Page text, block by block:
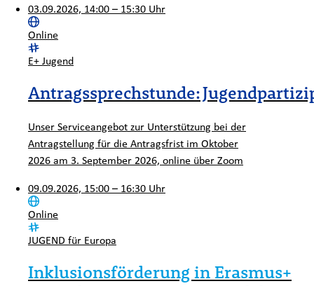
03.09.2026, 14:00 – 15:30 Uhr
Ort:
Online
Kategorie:
E+ Jugend
Antragssprechstunde:
Unser Serviceangebot zur Unterstützung bei der
Antragstellung für die Antragsfrist im Oktober
2026 am 3. September 2026, online über Zoom
09.09.2026, 15:00 – 16:30 Uhr
Ort:
Online
Kategorie:
JUGEND für Europa
Inklusionsförderung in Erasmus+